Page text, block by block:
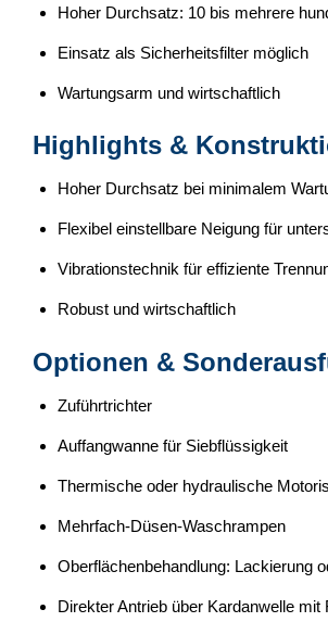
Hoher Durchsatz: 10 bis mehrere
Einsatz als Sicherheitsfilter möglich
Wartungsarm und wirtschaftlich
Highlights &
Hoher Durchsatz bei minimalem
Flexibel einstellbare Neigung für
Vibrationstechnik für effiziente
Robust und wirtschaftlich
Optionen &
Zuführtrichter
Auffangwanne für Siebflüssigkeit
Thermische oder hydraulische
Mehrfach-Düsen-Waschrampen
Oberflächenbehandlung: Lackierung
Direkter Antrieb über Kardanwelle mit